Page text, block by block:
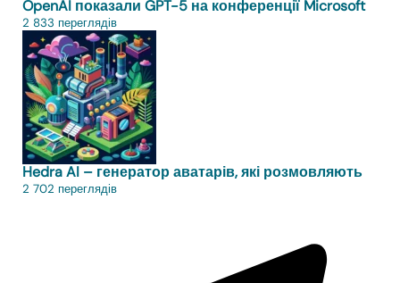
OpenAI показали GPT-5 на конференції Microsoft
2 833 переглядів
Hedra AI – генератор аватарів, які розмовляють
2 702 переглядів